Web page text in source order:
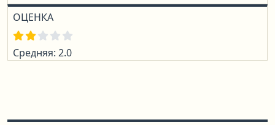
ОЦЕНКА
Средняя: 2.0